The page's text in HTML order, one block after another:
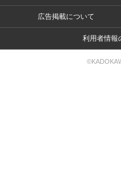
広告掲載について
利用者情報